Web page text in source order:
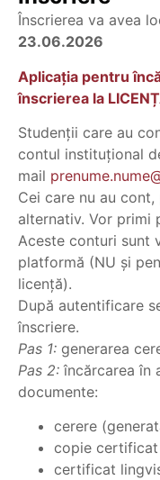
Înscrierea va avea
23.06.2026
Aplicația pentru
înscrierea la
Studenţii care au
contul instituţional
mail
Cei care nu au
alternativ. Vor primi
Aceste conturi sunt
platformă (NU şi
licenţă).
După autentificare
înscriere.
Pas 1: generarea
Pas 2: încărcarea în
documente:
cerere
copie
certificat